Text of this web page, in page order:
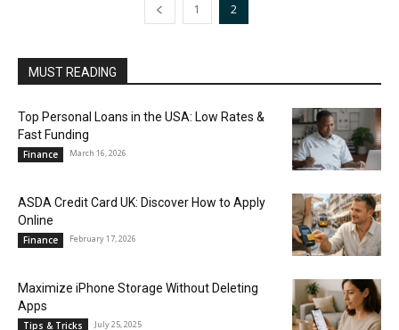
1 2
MUST READING
Top Personal Loans in the USA: Low Rates &
Fast Funding
Finance March 16, 2026
ASDA Credit Card UK: Discover How to Apply
Online
Finance February 17, 2026
Maximize iPhone Storage Without Deleting
Apps
Tips & Tricks July 25, 2025